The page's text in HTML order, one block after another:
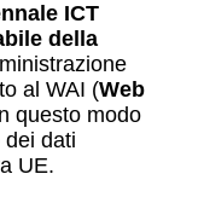
ICT
della
al WAI (Web
questo modo
dei dati
UE.